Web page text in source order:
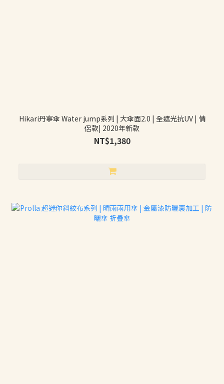
Hikari丹寧傘 Water jump系列 | 大傘面2.0 | 全遮光抗UV | 情
侶款| 2020年新款
NT$1,380